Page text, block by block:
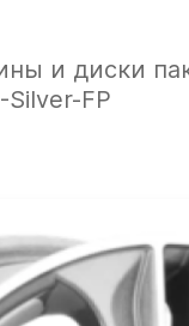
и диски
Silver-FP